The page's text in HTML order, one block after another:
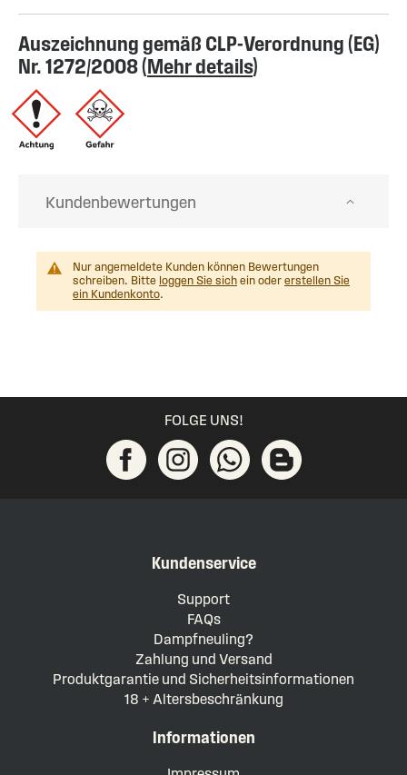
Auszeichnung gemäß CLP-Verordnung (EG)
Nr. 1272/2008 (Mehr details)
Kundenbewertungen
Nur angemeldete Kunden können Bewertungen
schreiben. Bitte loggen Sie sich ein oder erstellen Sie
ein Kundenkonto.
FOLGE UNS!
Kundenservice
Support
FAQs
Dampfneuling?
Zahlung und Versand
Produktgarantie und Sicherheitsinformationen
18 + Altersbeschränkung
Informationen